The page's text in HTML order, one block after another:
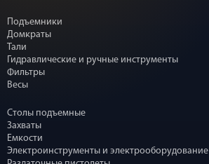
Подъемники
Домкраты
Тали
Гидравлические и ручные инструменты
Фильтры
Весы
Столы подъемные
Захваты
Емкости
Электроинструменты и электрооборудование